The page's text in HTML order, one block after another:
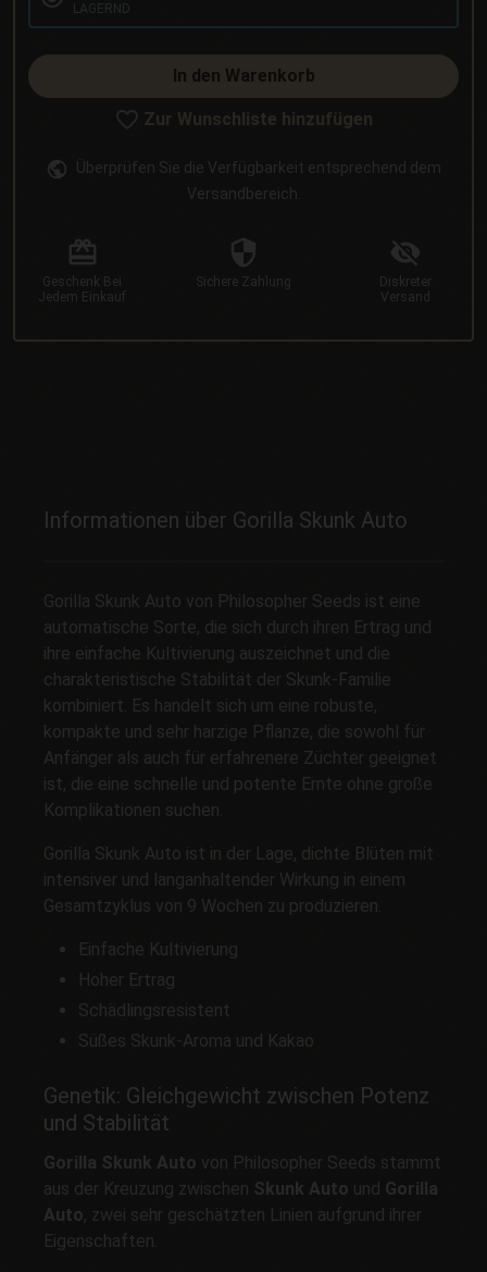
LAGERND
In den Warenkorb
Zur Wunschliste hinzufügen
Überprüfen Sie die Verfügbarkeit entsprechend dem
Versandbereich.
Geschenk Bei
Jedem Einkauf
Sichere Zahlung
Diskreter
Versand
Informationen über Gorilla Skunk Auto
Gorilla Skunk Auto von Philosopher Seeds ist eine
automatische Sorte, die sich durch ihren Ertrag und
ihre einfache Kultivierung auszeichnet und die
charakteristische Stabilität der Skunk-Familie
kombiniert. Es handelt sich um eine robuste,
kompakte und sehr harzige Pflanze, die sowohl für
Anfänger als auch für erfahrenere Züchter geeignet
ist, die eine schnelle und potente Ernte ohne große
Komplikationen suchen.
Gorilla Skunk Auto ist in der Lage, dichte Blüten mit
intensiver und langanhaltender Wirkung in einem
Gesamtzyklus von 9 Wochen zu produzieren.
Einfache Kultivierung
Hoher Ertrag
Schädlingsresistent
Süßes Skunk-Aroma und Kakao
Genetik: Gleichgewicht zwischen Potenz
und Stabilität
Gorilla Skunk Auto von Philosopher Seeds stammt
aus der Kreuzung zwischen Skunk Auto und Gorilla
Auto, zwei sehr geschätzten Linien aufgrund ihrer
Eigenschaften.